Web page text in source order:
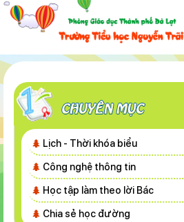
Lịch - Thời khóa biểu
Công nghệ thông tin
Học tập làm theo lời Bác
Chia sẻ học đường